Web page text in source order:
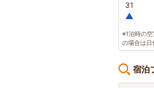
31
▲
※1泊時の
の場合は日
宿泊